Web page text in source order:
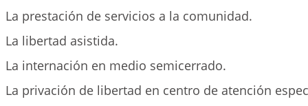
La prestación de servicios a la comunidad.
La libertad asistida.
La internación en medio semicerrado.
La privación de libertad en centro de atención